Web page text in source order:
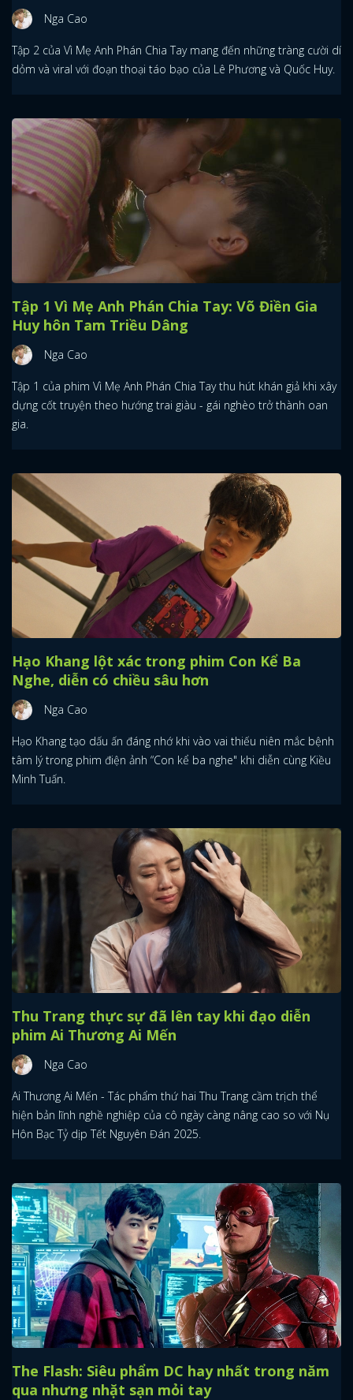
Nga Cao
Tập 2 của Vì Mẹ Anh Phán Chia Tay mang đến những tràng cười dí
dỏm và viral với đoạn thoại táo bạo của Lê Phương và Quốc Huy.
Tập 1 Vì Mẹ Anh Phán Chia Tay: Võ Điền Gia
Huy hôn Tam Triều Dâng
Nga Cao
Tập 1 của phim Vì Mẹ Anh Phán Chia Tay thu hút khán giả khi xây
dựng cốt truyện theo hướng trai giàu - gái nghèo trở thành oan
gia.
Hạo Khang lột xác trong phim Con Kể Ba
Nghe, diễn có chiều sâu hơn
Nga Cao
Hạo Khang tạo dấu ấn đáng nhớ khi vào vai thiếu niên mắc bệnh
tâm lý trong phim điện ảnh “Con kể ba nghe" khi diễn cùng Kiều
Minh Tuấn.
Thu Trang thực sự đã lên tay khi đạo diễn
phim Ai Thương Ai Mến
Nga Cao
Ai Thương Ai Mến - Tác phẩm thứ hai Thu Trang cầm trịch thể
hiện bản lĩnh nghề nghiệp của cô ngày càng nâng cao so với Nụ
Hôn Bạc Tỷ dịp Tết Nguyên Đán 2025.
The Flash: Siêu phẩm DC hay nhất trong năm
qua nhưng nhặt sạn mỏi tay